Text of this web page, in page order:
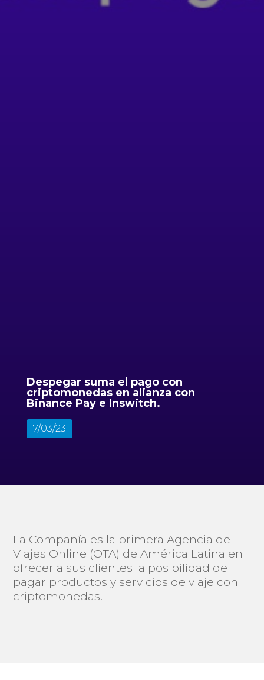
Despegar suma el pago con
criptomonedas en alianza con
Binance Pay e Inswitch.
7/03/23
La Compañía es la primera Agencia de
Viajes Online (OTA) de América Latina en
ofrecer a sus clientes la posibilidad de
pagar productos y servicios de viaje con
criptomonedas.